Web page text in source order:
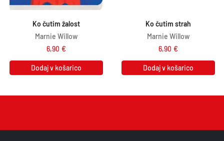
Ko čutim žalost
Marnie Willow
6,90 €
Dodaj v košarico
Ko čutim strah
Marnie Willow
6,90 €
Dodaj v košarico